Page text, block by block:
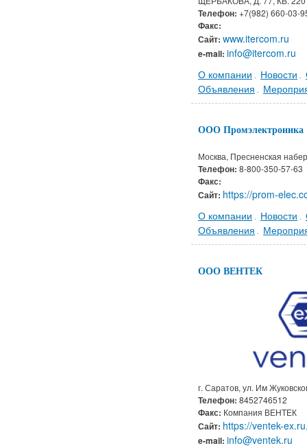
Телефон: +7(982) 660-03-
Факс:
Сайт: www.itercom.ru
e-mail: info@itercom.ru
О компании . Новости .
Объявления .
ООО Промэлектроника
Москва, Пресненская
Телефон: 8-800-350-57-63
Факс:
Сайт: https://prom-
О компании . Новости .
Объявления .
ООО ВЕНТЕК
г. Саратов, ул. Им
Телефон: 8452746512
Факс: Компания ВЕНТЕК
Сайт: https://ventek-
e-mail: info@ventek.ru